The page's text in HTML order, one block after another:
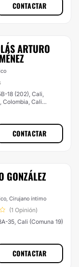
CONTACTAR
ARTURO
(202), Cali,
Colombia, Cali
CONTACTAR
GONZÁLEZ
Cirujano íntimo
(1 Opinión)
35, Cali (Comuna 19)
CONTACTAR